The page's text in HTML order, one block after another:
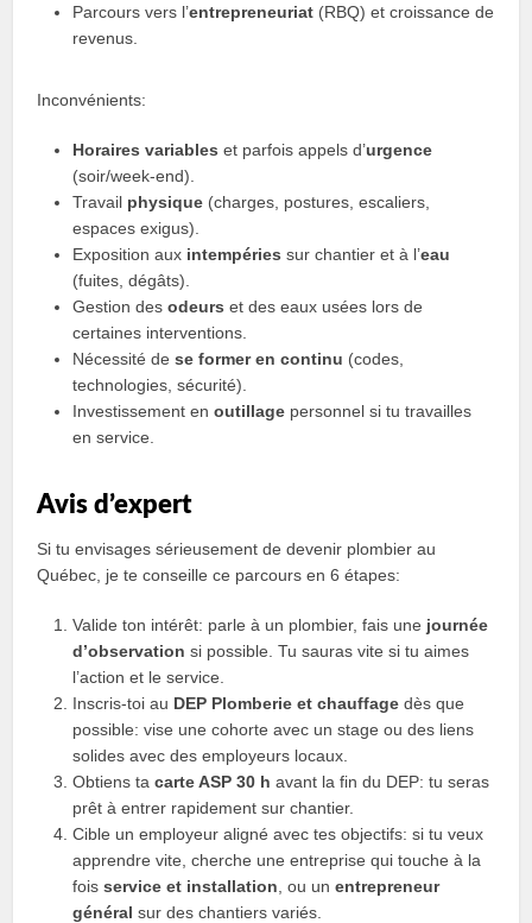
Parcours vers l’entrepreneuriat (RBQ) et croissance de
revenus.
Inconvénients:
Horaires variables et parfois appels d’urgence
(soir/week-end).
Travail physique (charges, postures, escaliers,
espaces exigus).
Exposition aux intempéries sur chantier et à l’eau
(fuites, dégâts).
Gestion desodeurs et des eaux usées lors de
certaines interventions.
Nécessité dese former en continu (codes,
technologies, sécurité).
Investissement enoutillage personnel si tu travailles
en service.
Avis d’expert
Si tu envisages sérieusement de devenir plombier au
Québec, je te conseille ce parcours en 6 étapes:
Valide ton intérêt: parle à un plombier, fais une journée
d’observation si possible. Tu sauras vite si tu aimes
l’action et le service.
Inscris-toi au DEP Plomberie et chauffage dès que
possible: vise une cohorte avec un stage ou des liens
solides avec des employeurs locaux.
Obtiens tacarte ASP 30 h avant la fin du DEP: tu seras
prêt à entrer rapidement sur chantier.
Cible un employeur aligné avec tes objectifs: si tu veux
apprendre vite, cherche une entreprise qui touche à la
foisservice et installation , ou unentrepreneur
général sur des chantiers variés.